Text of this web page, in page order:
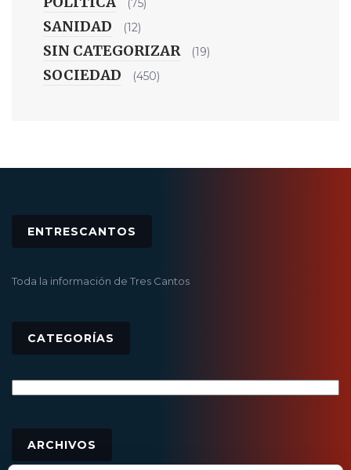
(75)
SANIDAD (12)
SIN CATEGORIZAR (19)
SOCIEDAD (450)
ENTRESCANTOS
Toda la información de Tres Cantos
CATEGORÍAS
ARCHIVOS